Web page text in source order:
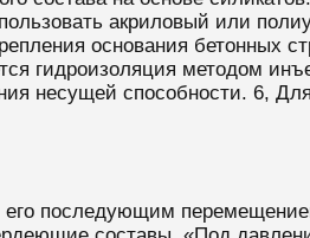
акриловый или
основания бетонных
гидроизоляция методом
несущей способности. 6,
его последующим